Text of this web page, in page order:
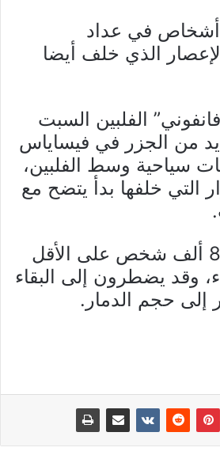
أشخاص في عداد
الذي خلف أيضا
الفلبين السبت
من الجزر في فيساياس
سياحية وسط الفلبين،
التي خلفها بدأ يتضح مع
ولا يزال هناك 80 ألف شخص على الأقل
وقد يضطرون إلى البقاء
إلى حجم الدمار.